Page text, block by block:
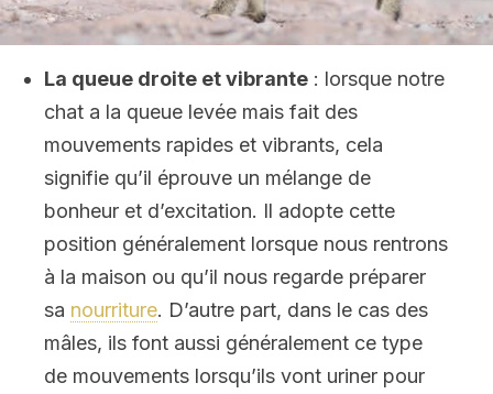
La queue droite et vibrante : lorsque notre
chat a la queue levée mais fait des
mouvements rapides et vibrants, cela
signifie qu’il éprouve un mélange de
bonheur et d’excitation. Il adopte cette
position généralement lorsque nous rentrons
à la maison ou qu’il nous regarde préparer
sa nourriture. D’autre part, dans le cas des
mâles, ils font aussi généralement ce type
de mouvements lorsqu’ils vont uriner pour